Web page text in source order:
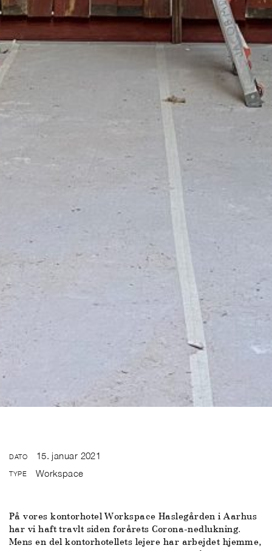
DATO 15. januar 2021
TYPE Workspace
På vores kontorhotel Workspace Haslegården i Aarhus
har vi haft travlt siden forårets Corona-nedlukning.
Mens en del kontorhotellets lejere har arbejdet hjemme,